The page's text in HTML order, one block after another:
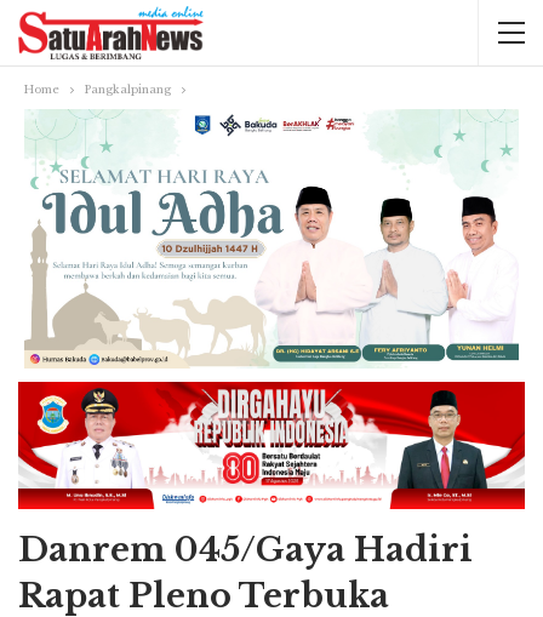
Home Pangkalpinang
Danrem 045/Gaya Hadiri
Rapat Pleno Terbuka